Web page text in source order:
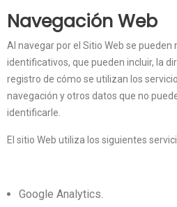
Navegación Web
Al navegar por el Sitio Web se pueden
identificativos, que pueden incluir, la
registro de cómo se utilizan los
navegación y otros datos que no
identificarle.
El sitio Web utiliza los siguientes
Google Analytics.